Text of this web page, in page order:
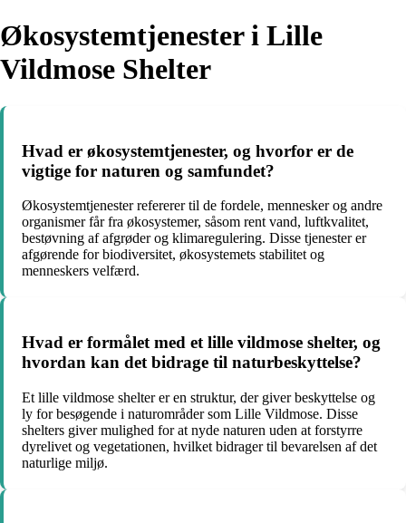
Økosystemtjenester i Lille
Vildmose Shelter
Hvad er økosystemtjenester, og hvorfor er de
vigtige for naturen og samfundet?
Økosystemtjenester refererer til de fordele, mennesker og andre
organismer får fra økosystemer, såsom rent vand, luftkvalitet,
bestøvning af afgrøder og klimaregulering. Disse tjenester er
afgørende for biodiversitet, økosystemets stabilitet og
menneskers velfærd.
Hvad er formålet med et lille vildmose shelter, og
hvordan kan det bidrage til naturbeskyttelse?
Et lille vildmose shelter er en struktur, der giver beskyttelse og
ly for besøgende i naturområder som Lille Vildmose. Disse
shelters giver mulighed for at nyde naturen uden at forstyrre
dyrelivet og vegetationen, hvilket bidrager til bevarelsen af det
naturlige miljø.